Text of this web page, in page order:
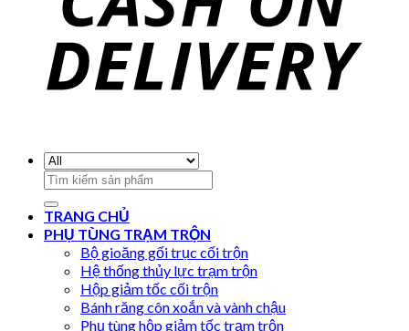
Search
for:
TRANG CHỦ
PHỤ TÙNG TRẠM TRỘN
Bộ gioăng gối trục cối trộn
Hệ thống thủy lực trạm trộn
Hộp giảm tốc cối trộn
Bánh răng côn xoắn và vành chậu
Phụ tùng hộp giảm tốc trạm trộn